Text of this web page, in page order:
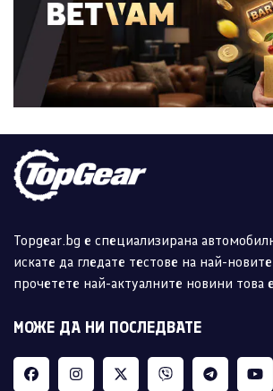
Topgear.bg е специализирана
искате да гледате тестове на най-
прочетете най-актуалните новини това
МОЖЕ ДА НИ ПОСЛЕДВАТЕ